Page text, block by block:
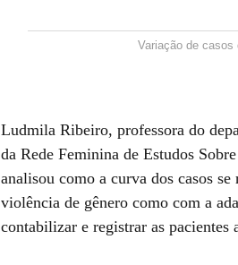
Variação de casos
Ludmila Ribeiro, professora do
da Rede Feminina de Estudos
analisou como a curva dos casos
violência de gênero como com a
contabilizar e registrar as pacientes